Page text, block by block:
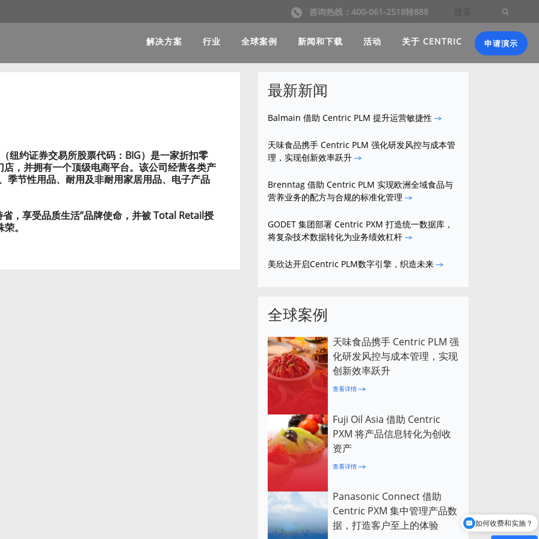
咨询热线：400-061-2518转888
解决方案 行业 全球案例 新闻和下载 活动 关于 CENTRIC 申请演示
纽约证券交易所股票代码：BIG）是一家折扣零
，并拥有一个顶级电商平台。该公司经营各类产
季节性用品、耐用及非耐用家居用品、电子产品
，享受品质生活”品牌使命，并被 Total Retail授
。
最新新闻
Balmain 借助 Centric PLM 提升运营敏捷性
天味食品携手 Centric PLM 强化研发风控与成本管
理，实现创新效率跃升
Brenntag 借助 Centric PLM 实现欧洲全域食品与
营养业务的配方与合规的标准化管理
GODET 集团部署 Centric PXM 打造统一数据库，
将复杂技术数据转化为业务绩效杠杆
美欣达开启Centric PLM数字引擎，织造未来
全球案例
天味食品携手 Centric PLM 强
化研发风控与成本管理，实现
创新效率跃升
查看详情
Fuji Oil Asia 借助 Centric
PXM 将产品信息转化为创收
资产
查看详情
Panasonic Connect 借助
Centric PXM 集中管理产品数
据，打造客户至上的体验
如何收费和实施？